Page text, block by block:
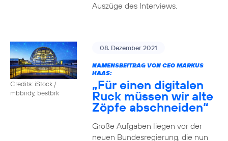
Auszüge des Interviews.
Credits: iStock /
mbbirdy, bestbrk
08. Dezember 2021
NAMENSBEITRAG VON CEO MARKUS
HAAS:
„Für einen digitalen
Ruck müssen wir alte
Zöpfe abschneiden“
Große Aufgaben liegen vor der
neuen Bundesregierung, die nun